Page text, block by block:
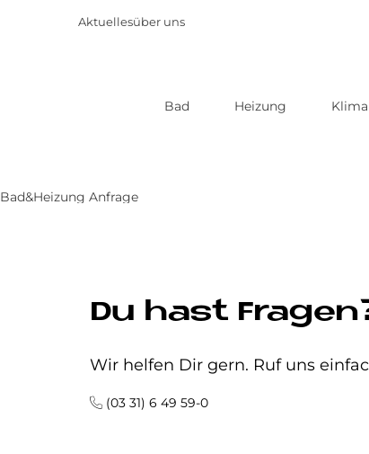
Aktuellesüber uns
Bad Heizung Klima
Bad&Heizung Anfrage
Du hast
Wir helfen Dir gern. Ruf uns
(03 31) 6 49 59-0